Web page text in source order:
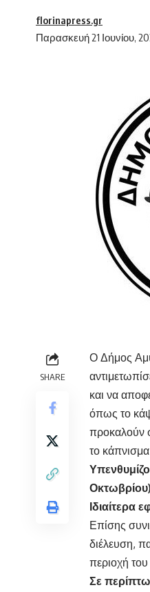
Παρασκευή 21 Ιουνίου,
florinapress.gr
SHARE
Ο Δήμος
και να
όπως το
προκαλούν
το
Ιδιαίτερα
Επίσης
διέλευση,
περιοχή
Σε